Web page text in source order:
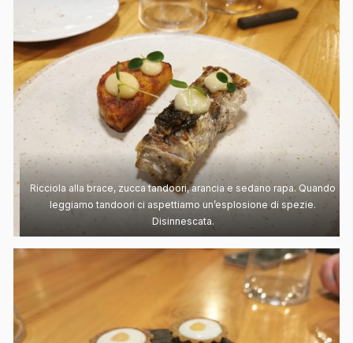
Ricciola alla brace, zucca tandoori, arancia e sedano rapa. Quando
leggiamo tandoori ci aspettiamo un’esplosione di spezie.
Disinnescata.